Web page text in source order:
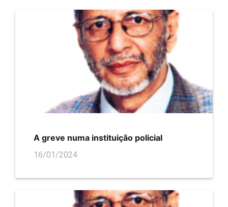
A greve numa instituição policial
16/01/2024